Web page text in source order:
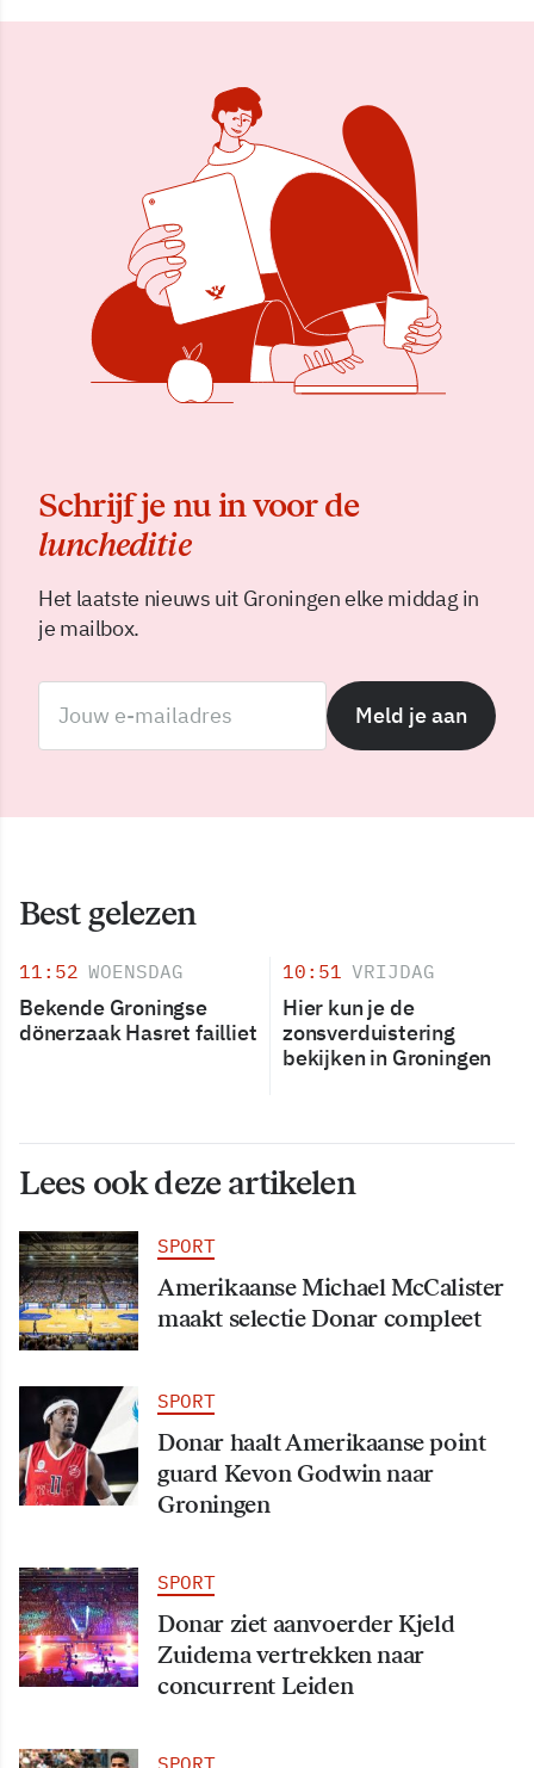
Schrijf je nu in voor de
luncheditie
Het laatste nieuws uit Groningen elke middag in
je mailbox.
Meld je aan
Best gelezen
11:52 WOENSDAG
Bekende Groningse
dönerzaak Hasret failliet
10:51 VRIJDAG
Hier kun je de
zonsverduistering
bekijken in Groningen
Lees ook deze artikelen
SPORT
Amerikaanse Michael McCalister
maakt selectie Donar compleet
SPORT
Donar haalt Amerikaanse point
guard Kevon Godwin naar
Groningen
SPORT
Donar ziet aanvoerder Kjeld
Zuidema vertrekken naar
concurrent Leiden
SPORT